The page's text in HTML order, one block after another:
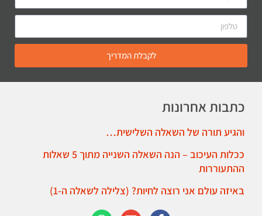
לקבלת המדריך
כתבות אחרונות
והגיע תורה של השאלה השלישית…
ככלות העיכוב – הנה השאלה השנייה מתוך 5 שאלות
ההתעוררות
באיזה עולם אני רוצה לחיות? (צלילה לשאלה ה-1)